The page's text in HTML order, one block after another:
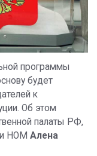
программы
будет
к
Об этом
палаты РФ,
НОМ Алена